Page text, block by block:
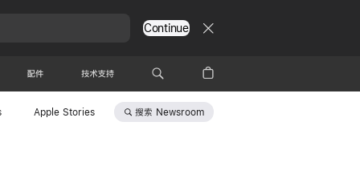
Continue
配件 技术支持
Apple Stories 搜索 Newsroom